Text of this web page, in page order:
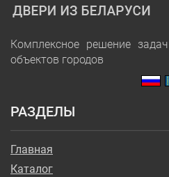
Комплексное решение
объектов городов
РАЗДЕЛЫ
Главная
Каталог